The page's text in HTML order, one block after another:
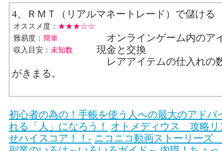
4、ＲＭＴ（リアルマネートレード）で儲ける
オススメ度： ★★★☆☆
難易度： 簡単
収入目安： 未知数
オンラインゲーム内のア
現金と交換
レアアイテムの仕入れの
がきまる。
初心者の為の！手帳を使う人への最大のアドバ
れる「人」になろう！
オトメディウス 攻略
せハイスコア！！- ニコニコ動画ストーリーズ